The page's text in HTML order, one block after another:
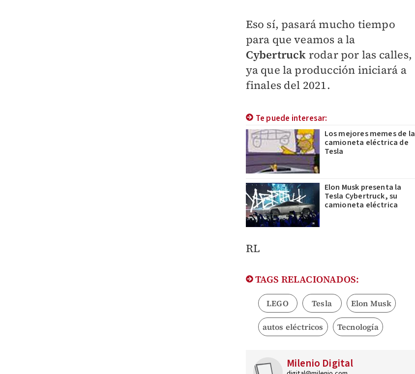
Eso sí, pasará mucho tiempo
para que veamos a la
Cybertruck rodar por las calles,
ya que la producción iniciará a
finales del 2021.
Te puede interesar:
Los mejores memes de la
camioneta eléctrica de
Tesla
Elon Musk presenta la
Tesla Cybertruck, su
camioneta eléctrica
RL
TAGS RELACIONADOS:
LEGO Tesla Elon Musk
autos eléctricos Tecnología
Milenio Digital